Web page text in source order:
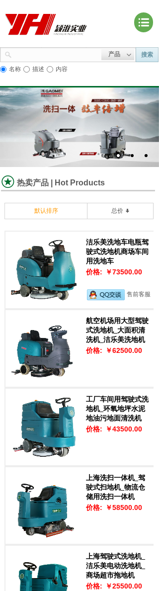
产品 搜索
名称 描述 内容
热卖产品 | Hot Products
默认排序 总价
洁乐美洗地车电瓶驾
驶式洗地机商场车间
用洗地车
价格: ￥73500.00
航空机场用大型驾驶
式洗地机_大面积清
洗机_洁乐美洗地机
价格: ￥62500.00
工厂车间用驾驶式洗
地机_环氧地坪水泥
地油污地面清洗机
价格: ￥43500.00
上海洗扫一体机_驾
驶式扫地机_物流仓
储用洗扫一体机
价格: ￥58500.00
上海驾驶式洗地机_
洁乐美电动洗地机_
商场超市拖地机
价格: ￥25500.00
售前客服
售前客服